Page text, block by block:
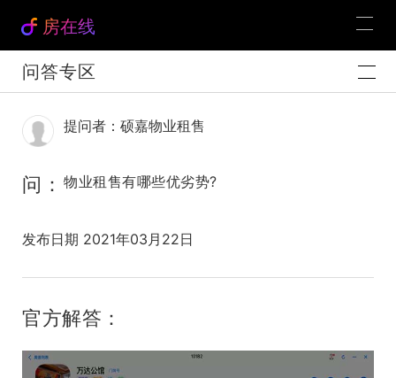
房在线
问答专区
提问者：硕嘉物业租售
问： 物业租售有哪些优劣势?
发布日期 2021年03月22日
官方解答：